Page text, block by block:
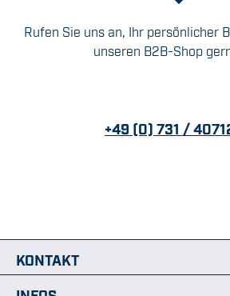
Rufen Sie uns an, Ihr persönlicher
unseren B2B-Shop
+49 (0) 731 /
KONTAKT